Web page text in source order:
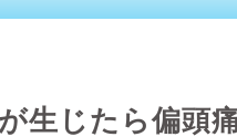
生じたら偏頭